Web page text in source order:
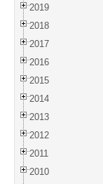
2019
2018
2017
2016
2015
2014
2013
2012
2011
2010